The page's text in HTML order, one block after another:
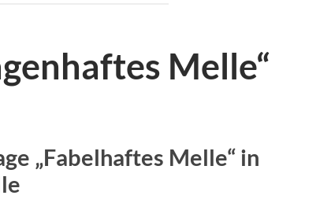
Melle“
„Fabelhaftes Melle“ in